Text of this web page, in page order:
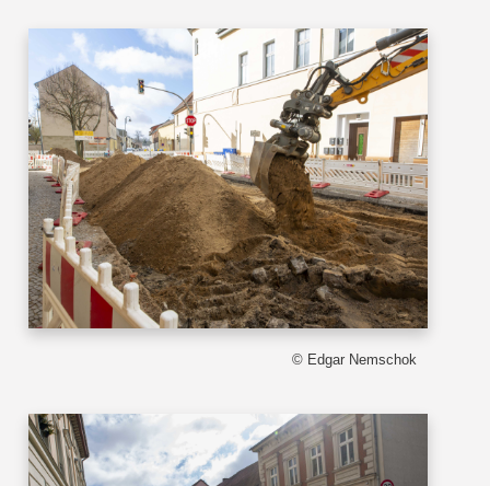
© Edgar Nemschok